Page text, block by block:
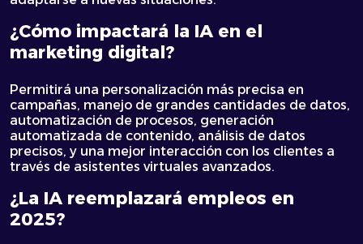
¿Cómo impactará la IA en el
marketing digital?
Permitirá una personalización más precisa en
campañas, manejo de grandes cantidades de datos,
automatización de procesos, generación
automatizada de contenido, análisis de datos
precisos, y una mejor interacción con los clientes a
través de asistentes virtuales avanzados.
¿La IA reemplazará empleos en
2025?